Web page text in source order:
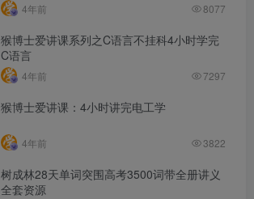
4年前 8077
猴博士爱讲课系列之C语言不挂科4小时学完
C语言
4年前 7297
猴博士爱讲课：4小时讲完电工学
4年前 3822
树成林28天单词突围高考3500词带全册讲义
全套资源